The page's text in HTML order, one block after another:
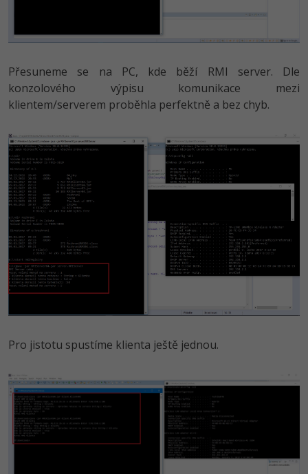
Přesuneme se na PC, kde běží RMI server. Dle
konzolového výpisu komunikace mezi
klientem/serverem proběhla perfektně a bez chyb.
Pro jistotu spustíme klienta ještě jednou.